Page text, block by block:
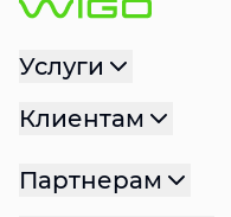
Услуги
Клиентам
Партнерам